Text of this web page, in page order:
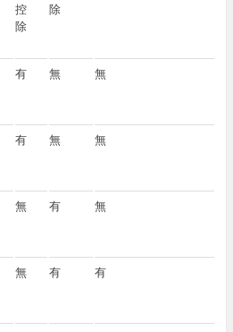
控
除
除
有 無 無
有 無 無
無 有 無
無 有 有